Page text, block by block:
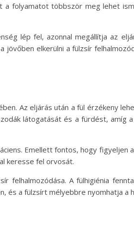
folyamatot többször meg lehet
lép fel, azonnal megállítja az
elkerülni a fülzsír
Az eljárás után a fül érzékeny
látogatását és a fürdést, amíg
Emellett fontos, hogy figyeljen
keresse fel orvosát.
felhalmozódása. A fülhigiénia
és a fülzsírt mélyebbre nyomhatja a